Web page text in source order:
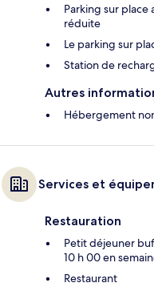
Parking sur place
réduite
Le parking sur
Station de
Autres
Hébergement
Services et
Restauration
Petit déjeuner
10 h 00 en
Restaurant